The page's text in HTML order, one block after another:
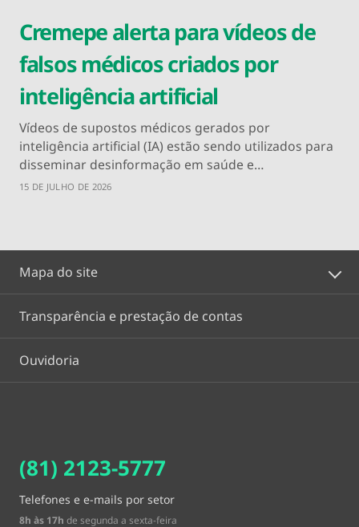
Cremepe alerta para vídeos de
falsos médicos criados por
inteligência artificial
Vídeos de supostos médicos gerados por
inteligência artificial (IA) estão sendo utilizados para
disseminar desinformação em saúde e…
15 DE JULHO DE 2026
Mapa do site
Transparência e prestação de contas
Ouvidoria
(81) 2123-5777
Telefones e e-mails por setor
8h às 17h de segunda a sexta-feira